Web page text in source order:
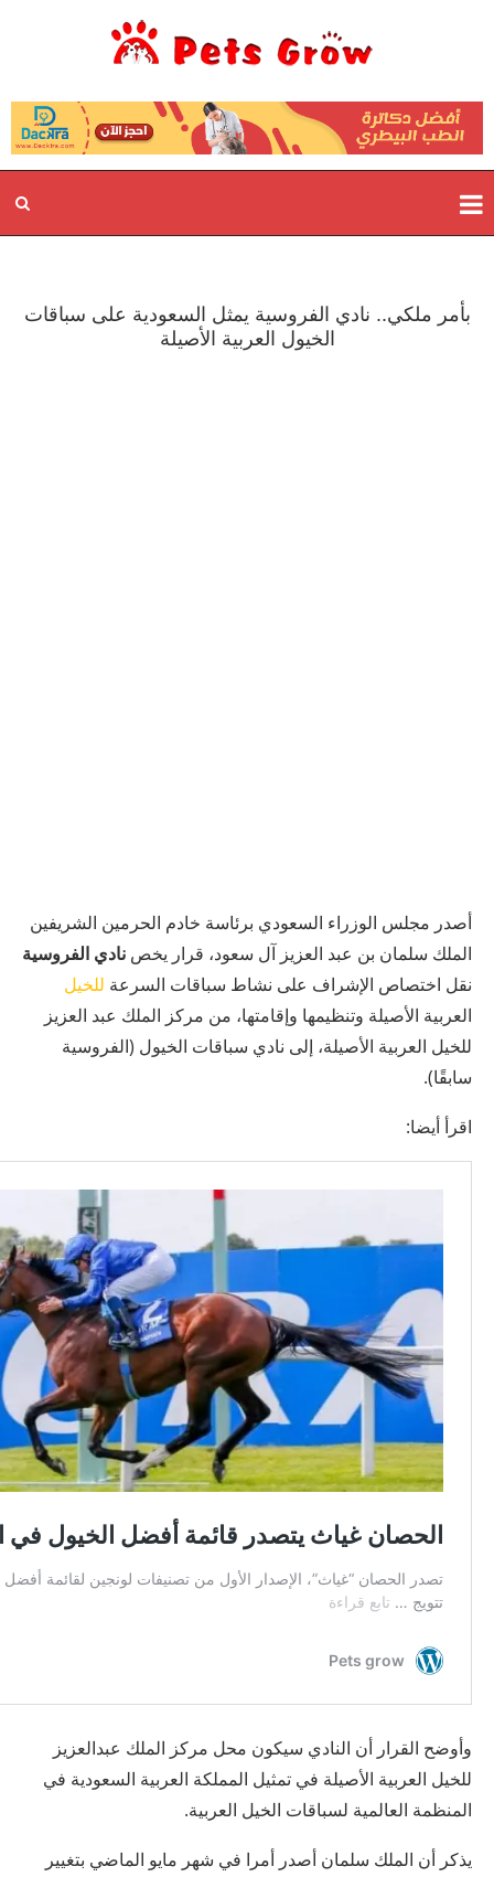
بأمر ملكي.. نادي الفروسية يمثل السعودية على سباقات
الخيول العربية الأصيلة
أصدر مجلس الوزراء السعودي برئاسة خادم الحرمين الشريفين
الملك سلمان بن عبد العزيز آل سعود، قرار يخص نادي الفروسية
نقل اختصاص الإشراف على نشاط سباقات السرعة للخيل
العربية الأصيلة وتنظيمها وإقامتها، من مركز الملك عبد العزيز
للخيل العربية الأصيلة، إلى نادي سباقات الخيول (الفروسية
سابقًا).
اقرأ أيضا:
وأوضح القرار أن النادي سيكون محل مركز الملك عبدالعزيز
للخيل العربية الأصيلة في تمثيل المملكة العربية السعودية في
المنظمة العالمية لسباقات الخيل العربية.
يذكر أن الملك سلمان أصدر أمرا في شهر مايو الماضي بتغيير